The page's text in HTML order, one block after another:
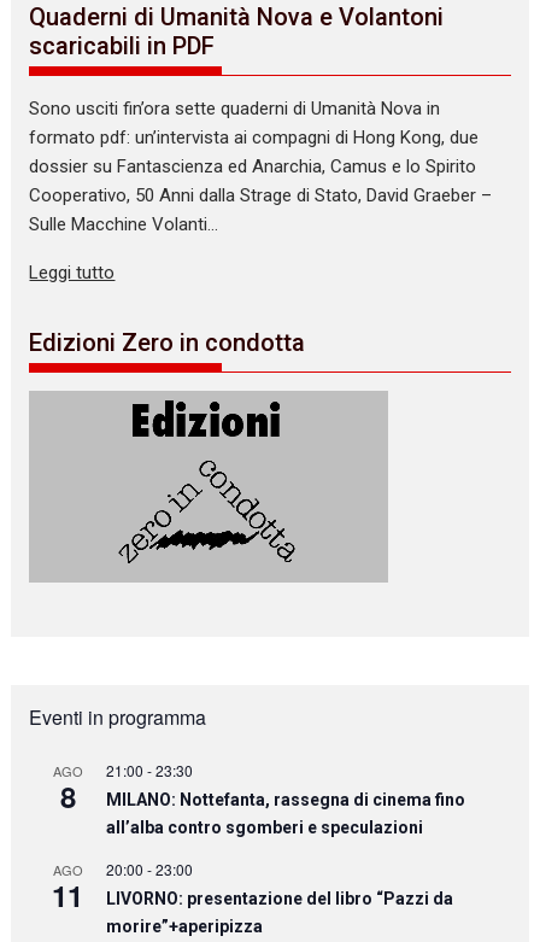
Quaderni di Umanità Nova e Volantoni
scaricabili in PDF
Sono usciti fin’ora sette quaderni di Umanità Nova in
formato pdf: un’intervista ai compagni di Hong Kong, due
dossier su Fantascienza ed Anarchia, Camus e lo Spirito
Cooperativo, 50 Anni dalla Strage di Stato, David Graeber –
Sulle Macchine Volanti…
Leggi tutto
Edizioni Zero in condotta
Eventi in programma
AGO
8
21:00 -23:30
MILANO: Nottefanta, rassegna di cinema fino
all’alba contro sgomberi e speculazioni
AGO
11
20:00 -23:00
LIVORNO: presentazione del libro “Pazzi da
morire”+aperipizza